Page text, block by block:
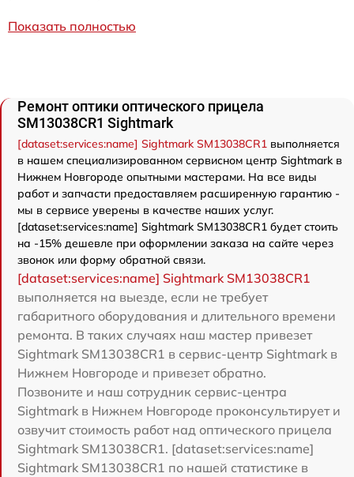
Показать полностью
Ремонт оптики оптического прицела
SM13038CR1 Sightmark
[dataset:services:name] Sightmark SM13038CR1 выполняется
в нашем специализированном сервисном центр Sightmark в
Нижнем Новгороде опытными мастерами. На все виды
работ и запчасти предоставляем расширенную гарантию -
мы в сервисе уверены в качестве наших услуг.
[dataset:services:name] Sightmark SM13038CR1 будет стоить
на -15% дешевле при оформлении заказа на сайте через
звонок или форму обратной связи.
[dataset:services:name] Sightmark SM13038CR1
выполняется на выезде, если не требует
габаритного оборудования и длительного времени
ремонта. В таких случаях наш мастер привезет
Sightmark SM13038CR1 в сервис-центр Sightmark в
Нижнем Новгороде и привезет обратно.
Позвоните и наш сотрудник сервис-центра
Sightmark в Нижнем Новгороде проконсультирует и
озвучит стоимость работ над оптического прицела
Sightmark SM13038CR1. [dataset:services:name]
Sightmark SM13038CR1 по нашей статистике в